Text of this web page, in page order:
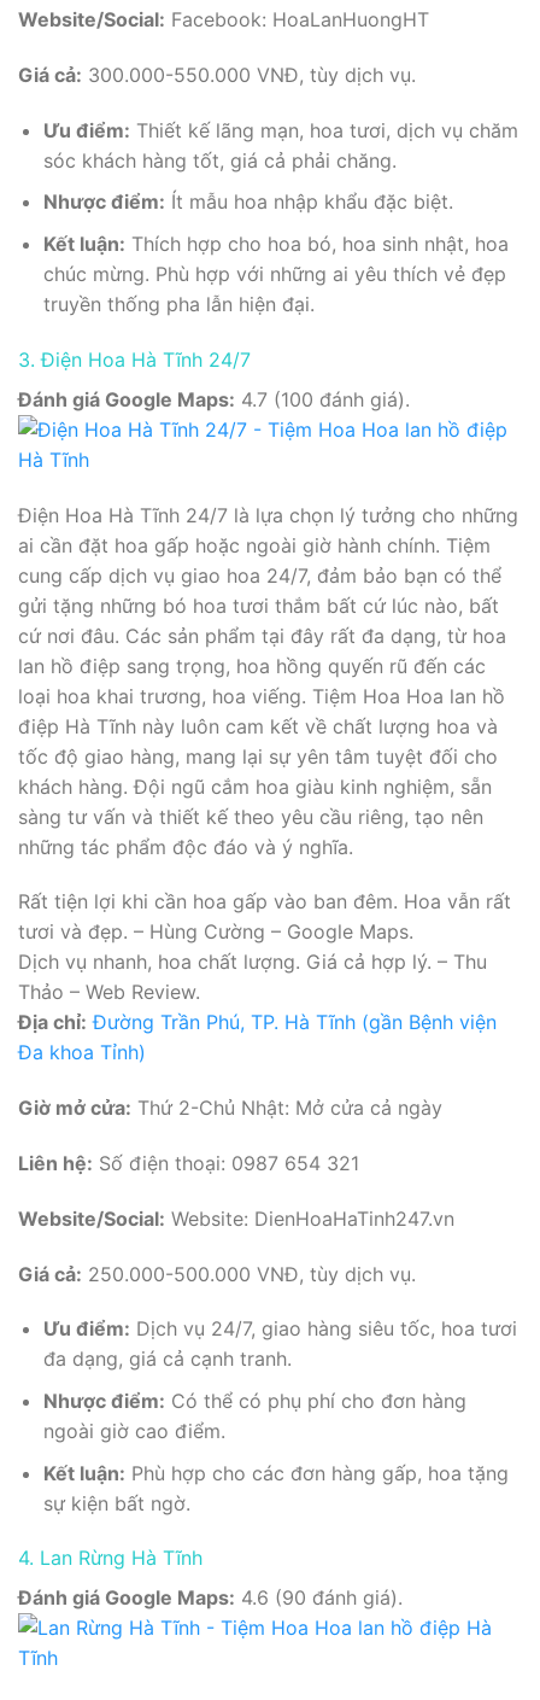
Website/Social: Facebook: HoaLanHuongHT
Giá cả: 300.000-550.000 VNĐ, tùy dịch vụ.
Ưu điểm: Thiết kế lãng mạn, hoa tươi, dịch vụ chăm
sóc khách hàng tốt, giá cả phải chăng.
Nhược điểm: Ít mẫu hoa nhập khẩu đặc biệt.
Kết luận: Thích hợp cho hoa bó, hoa sinh nhật, hoa
chúc mừng. Phù hợp với những ai yêu thích vẻ đẹp
truyền thống pha lẫn hiện đại.
3. Điện Hoa Hà Tĩnh 24/7
Đánh giá Google Maps: 4.7 (100 đánh giá).
Điện Hoa Hà Tĩnh 24/7 là lựa chọn lý tưởng cho những
ai cần đặt hoa gấp hoặc ngoài giờ hành chính. Tiệm
cung cấp dịch vụ giao hoa 24/7, đảm bảo bạn có thể
gửi tặng những bó hoa tươi thắm bất cứ lúc nào, bất
cứ nơi đâu. Các sản phẩm tại đây rất đa dạng, từ hoa
lan hồ điệp sang trọng, hoa hồng quyến rũ đến các
loại hoa khai trương, hoa viếng. Tiệm Hoa Hoa lan hồ
điệp Hà Tĩnh này luôn cam kết về chất lượng hoa và
tốc độ giao hàng, mang lại sự yên tâm tuyệt đối cho
khách hàng. Đội ngũ cắm hoa giàu kinh nghiệm, sẵn
sàng tư vấn và thiết kế theo yêu cầu riêng, tạo nên
những tác phẩm độc đáo và ý nghĩa.
Rất tiện lợi khi cần hoa gấp vào ban đêm. Hoa vẫn rất
tươi và đẹp. – Hùng Cường – Google Maps.
Dịch vụ nhanh, hoa chất lượng. Giá cả hợp lý. – Thu
Thảo – Web Review.
Địa chỉ: Đường Trần Phú, TP. Hà Tĩnh (gần Bệnh viện
Đa khoa Tỉnh)
Giờ mở cửa: Thứ 2-Chủ Nhật: Mở cửa cả ngày
Liên hệ: Số điện thoại: 0987 654 321
Website/Social: Website: DienHoaHaTinh247.vn
Giá cả: 250.000-500.000 VNĐ, tùy dịch vụ.
Ưu điểm: Dịch vụ 24/7, giao hàng siêu tốc, hoa tươi
đa dạng, giá cả cạnh tranh.
Nhược điểm: Có thể có phụ phí cho đơn hàng
ngoài giờ cao điểm.
Kết luận: Phù hợp cho các đơn hàng gấp, hoa tặng
sự kiện bất ngờ.
4. Lan Rừng Hà Tĩnh
Đánh giá Google Maps: 4.6 (90 đánh giá).